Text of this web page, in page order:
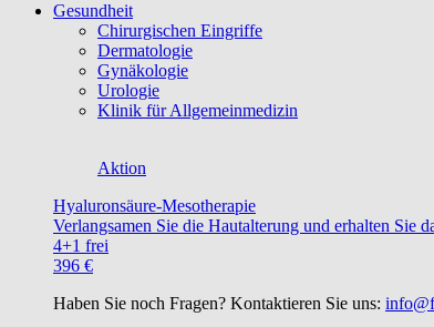
Gesundheit
Chirurgischen Eingriffe
Dermatologie
Gynäkologie
Urologie
Klinik für Allgemeinmedizin
Aktion
Hyaluronsäure-Mesotherapie
Verlangsamen Sie die Hautalterung und erhalten Sie
4+1 frei
396 €
Haben Sie noch Fragen? Kontaktieren Sie uns: